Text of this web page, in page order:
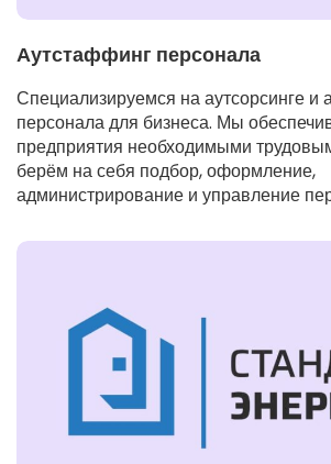
Аутстаффинг персонала
Специализируемся на аутсорсинге и
персонала для бизнеса. Мы
предприятия необходимыми
берём на себя подбор, оформление,
администрирование и управление